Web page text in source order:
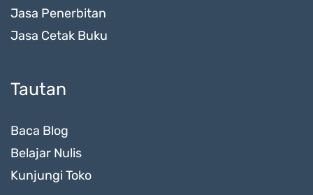
Jasa Penerbitan
Jasa Cetak Buku
Tautan
Baca Blog
Belajar Nulis
Kunjungi Toko